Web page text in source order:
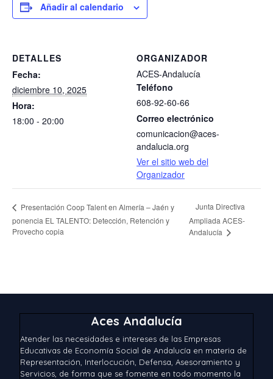
Añadir al calendario
DETALLES
Fecha:
diciembre 10, 2025
Hora:
18:00 - 20:00
ORGANIZADOR
ACES-Andalucía
Teléfono
608-92-60-66
Correo electrónico
comunicacion@aces-
andalucia.org
Ver el sitio web del
Organizador
Presentación Coop Talent en Almería – Jaén y
ponencia EL TALENTO: Detección, Retención y
Provecho copia
Junta Directiva
Ampliada ACES-
Andalucía
Aces Andalucía
Atender las necesidades e intereses de las Empresas
Educativas de Economía Social de Andalucía en materia de
Representación, Interlocución, Defensa, Asesoramiento y
Servicios, de forma que se fomente en todo momento la